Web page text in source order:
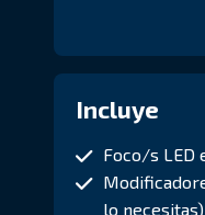
Incluye
Foco/s LED
lo necesitas)